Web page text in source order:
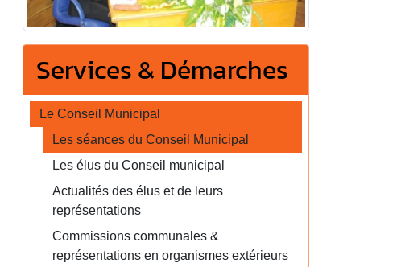
Services & Démarches
Le Conseil Municipal
Les séances du Conseil Municipal
Les élus du Conseil municipal
Actualités des élus et de leurs
représentations
Commissions communales &
représentations en organismes extérieurs